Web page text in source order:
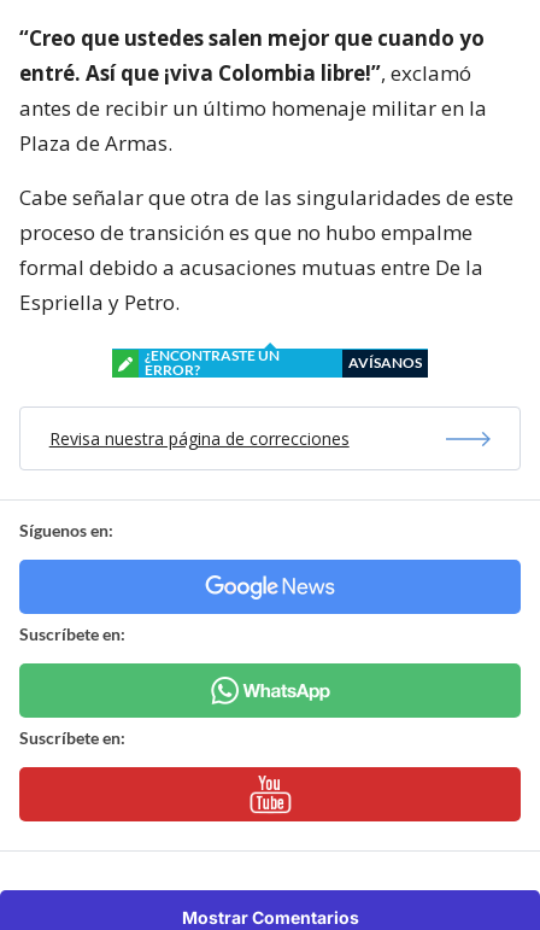
“Creo que ustedes salen mejor que cuando yo
entré. Así que ¡viva Colombia libre!”, exclamó
antes de recibir un último homenaje militar en la
Plaza de Armas.
Cabe señalar que otra de las singularidades de este
proceso de transición es que no hubo empalme
formal debido a acusaciones mutuas entre De la
Espriella y Petro.
¿ENCONTRASTE UN
ERROR?
AVÍSANOS
Revisa nuestra página de correcciones
Síguenos en:
Suscríbete en:
Suscríbete en:
Mostrar Comentarios